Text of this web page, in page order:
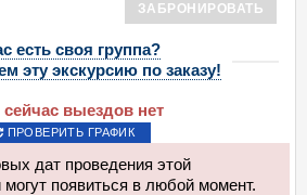
ЗАБРОНИРОВАТЬ
есть своя группа?
эту экскурсию по заказу!
сейчас выездов нет
ПРОВЕРИТЬ ГРАФИК
дат проведения этой
могут появиться в любой момент.